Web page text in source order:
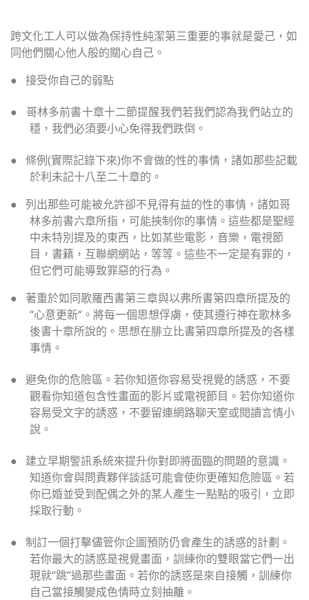
跨文化工人可以做為保持性純潔第三重要的事就是愛己，如
同他們關心他人般的關心自己。
● 接受你自己的弱點
●
哥林多前書十章十二節提醒我們若我們認為我們站立的
穩，我們必須要小心免得我們跌倒。
● 條例(實際記錄下來)你不會做的性的事情，諸如那些記載
於利未記十八至二十章的。
● 列出那些可能被允許卻不見得有益的性的事情，諸如哥
林多前書六章所指，可能挾制你的事情。這些都是聖經
中未特別提及的東西，比如某些電影，音樂，電視節
目，書籍，互聯網網站，等等。這些不一定是有罪的，
但它們可能導致罪惡的行為。
●
著重於如同歌羅西書第三章與以弗所書第四章所提及的
“心意更新“ 。將每一個思想俘虜，使其遵行神在歌林多
後書十章所說的。思想在腓立比書第四章所提及的各樣
事情。
● 避免你的危險區。若你知道你容易受視覺的誘惑，不要
觀看你知道包含性畫面的影片或電視節目。若你知道你
容易受文字的誘惑，不要留連網路聊天室或閱讀言情小
說。
●
建立早期警訊系統來提升你對即將面臨的問題的意識。
知道你會與問責夥伴談話可能會使你更確知危險區。若
你已婚並受到配偶之外的某人產生一點點的吸引，立即
採取行動。
● 制訂一個打擊儘管你企圖預防仍會產生的誘惑的計劃。
若你最大的誘惑是視覺畫面，訓練你的雙眼當它們一出
現就“跳“過那些畫面。若你的誘惑是來自接觸，訓練你
自己當接觸變成色情時立刻抽離。